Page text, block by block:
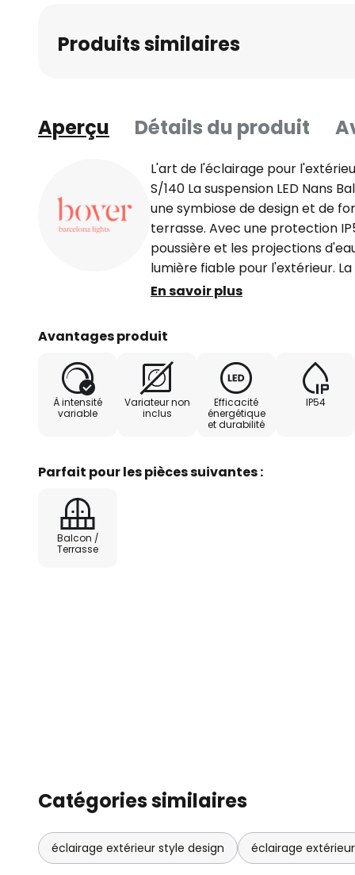
Produits similaires
Aperçu Détails du produit
L'art de l'éclairage pour
S/140 La suspension LED Nans
une symbiose de design et de
terrasse. Avec une protection
poussière et les projections
lumière fiable pour l'extérieur.
recouverte d'un diffuseur en
aspect décoratif. En tant que
de qualité et de création de
l'expression d'un design qui ne
qui inspire aussi - un point fort
intensité variable externe (TRIAC)
En savoir plus
Avantages produit
À intensité
variable
Variateur non
inclus
Efficacité
énergétique
et durabilité
IP54
Parfait pour les pièces suivantes :
Balcon /
Terrasse
Catégories similaires
éclairage extérieur style design éclairage extérieur